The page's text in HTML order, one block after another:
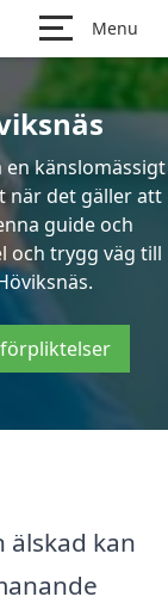
Menu
känslomässigt
när det gäller att
guide och
och trygg väg till
kan